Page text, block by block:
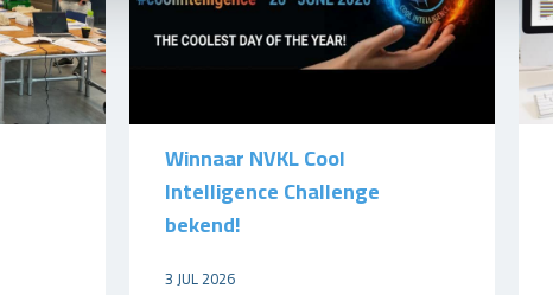
Winnaar NVKL Cool
Intelligence Challenge
bekend!
3 JUL 2026